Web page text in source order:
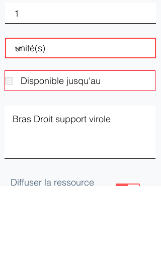
Diffuser la ressource